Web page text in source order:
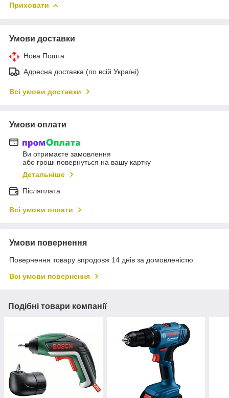
Приховати
Умови доставки
Нова Пошта
Адресна доставка (по всій Україні)
Всі умови доставки
Умови оплати
Ви отримаєте замовлення
або гроші повернуться на вашу картку
Детальніше
Післяплата
Всі умови оплати
Умови повернення
Повернення товару впродовж 14 днів за домовленістю
Всі умови повернення
Подібні товари компанії